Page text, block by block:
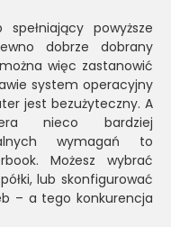
powyższe
dobrze dobrany
więc zastanowić
system operacyjny
jest bezużyteczny. A
nieco bardziej
wymagań to
Możesz wybrać
lub skonfigurować
– a tego konkurencja